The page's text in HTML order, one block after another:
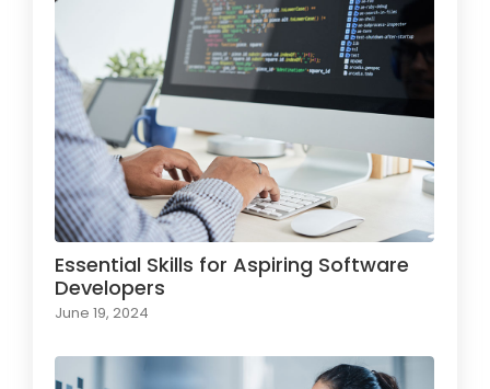
Essential Skills for Aspiring Software
Developers
June 19, 2024